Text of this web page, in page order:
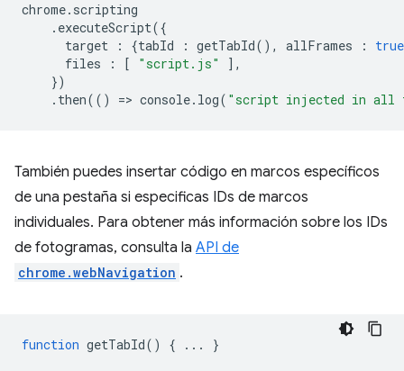
chrome. scripting
. executeScript({
target
: {tabId : getTabId(), allFrames :
true
files
: [ "script.js"
],
})
. then(() => console. log( "script injected in all
También puedes insertar código en marcos específicos
de una pestaña si especificas IDs de marcos
individuales. Para obtener más información sobre los IDs
de fotogramas, consulta la API de
chrome.webNavigation .
function getTabId() { ... }